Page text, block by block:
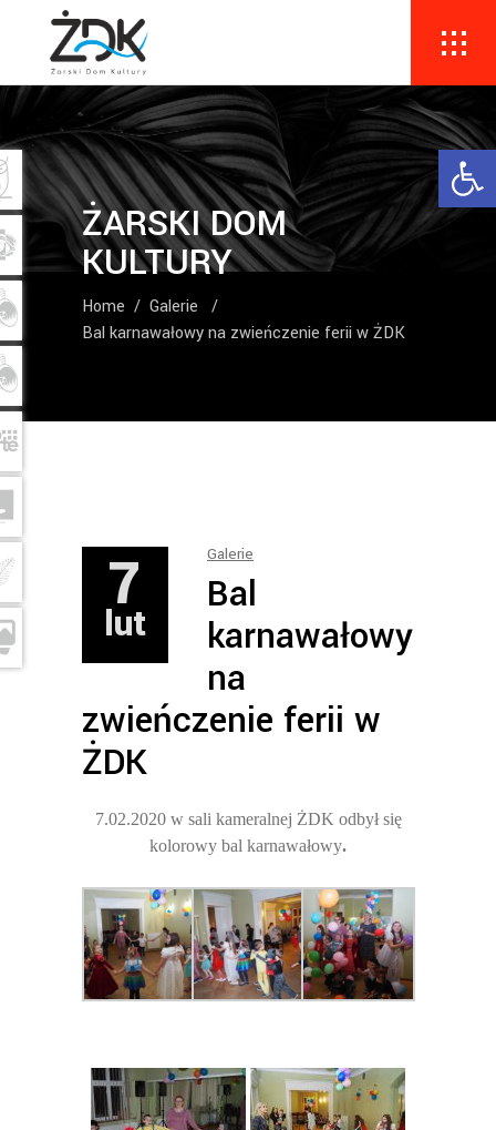
ŻARSKI DOM
KULTURY
Home / Galerie
/
Bal karnawałowy na zwieńczenie ferii w ŻDK
7
lut
Galerie
Bal
karnawałowy
na
zwieńczenie ferii w
ŻDK
7.02.2020 w sali kameralnej ŻDK odbył się
kolorowy bal karnawałowy.